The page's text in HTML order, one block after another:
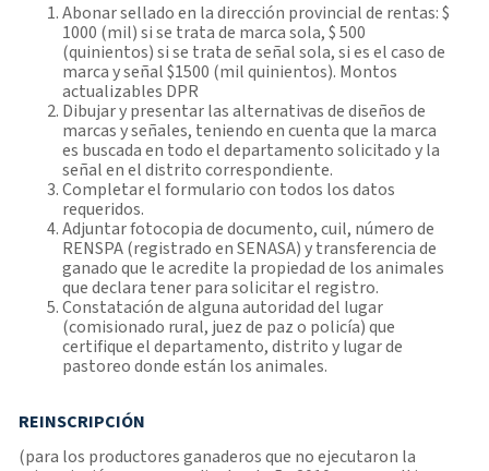
Abonar sellado en la dirección provincial de rentas: $
1000 (mil) si se trata de marca sola, $ 500
(quinientos) si se trata de señal sola, si es el caso de
marca y señal $1500 (mil quinientos). Montos
actualizables DPR
Dibujar y presentar las alternativas de diseños de
marcas y señales, teniendo en cuenta que la marca
es buscada en todo el departamento solicitado y la
señal en el distrito correspondiente.
Completar el formulario con todos los datos
requeridos.
Adjuntar fotocopia de documento, cuil, número de
RENSPA (registrado en SENASA) y transferencia de
ganado que le acredite la propiedad de los animales
que declara tener para solicitar el registro.
Constatación de alguna autoridad del lugar
(comisionado rural, juez de paz o policía) que
certifique el departamento, distrito y lugar de
pastoreo donde están los animales.
REINSCRIPCIÓN
(para los productores ganaderos que no ejecutaron la